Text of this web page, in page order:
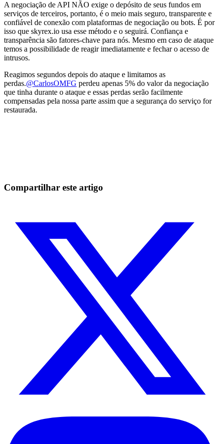
A negociação de API NÃO exige o depósito de seus fundos em
serviços de terceiros, portanto, é o meio mais seguro, transparente e
confiável de conexão com plataformas de negociação ou bots. É por
isso que skyrex.io usa esse método e o seguirá. Confiança e
transparência são fatores-chave para nós. Mesmo em caso de ataque
temos a possibilidade de reagir imediatamente e fechar o acesso de
intrusos.
Reagimos segundos depois do ataque e limitamos as
perdas.@CarlosOMFG perdeu apenas 5% do valor da negociação
que tinha durante o ataque e essas perdas serão facilmente
compensadas pela nossa parte assim que a segurança do serviço for
restaurada.
Compartilhar este artigo